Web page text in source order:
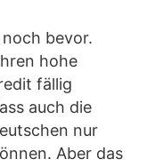
bevor.
hohe
fällig
auch die
nur
Aber das